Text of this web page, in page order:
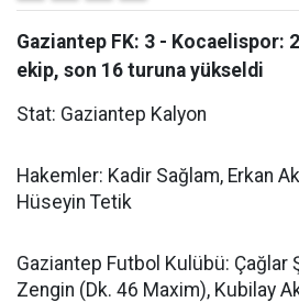
Gaziantep FK: 3 - Kocaelispor:
ekip, son 16 turuna yükseldi
Stat: Gaziantep Kalyon
Hakemler: Kadir Sağlam, Erkan
Hüseyin Tetik
Gaziantep Futbol Kulübü: Çağlar
Zengin (Dk. 46 Maxim), Kubilay